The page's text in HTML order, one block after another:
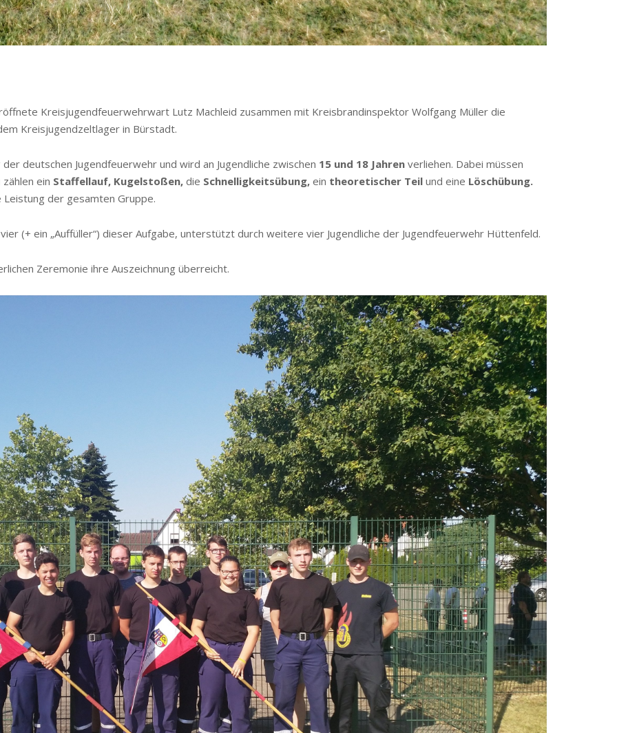
Kreisjugendfeuerwehrwart Lutz Machleid zusammen mit Kreisbrandinspektor Wolfgang Müller die
Kreisjugendzeltlager in Bürstadt.
deutschen Jugendfeuerwehr und wird an Jugendliche zwischen 15 und 18 Jahren verliehen. Dabei müssen
ein Staffellauf, Kugelstoßen, die Schnelligkeitsübung, ein theoretischer Teil und eine Löschübung.
der gesamten Gruppe.
(+ ein „Auffüller“) dieser Aufgabe, unterstützt durch weitere vier Jugendliche der Jugendfeuerwehr Hüttenfeld.
Zeremonie ihre Auszeichnung überreicht.